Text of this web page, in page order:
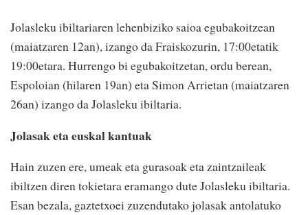
Jolasleku ibiltariaren lehenbiziko saioa egubakoitzean
(maiatzaren 12an), izango da Fraiskozurin, 17:00etatik
19:00etara. Hurrengo bi egubakoitzetan, ordu berean,
Espoloian (hilaren 19an) eta Simon Arrietan (maiatzaren
26an) izango da Jolasleku ibiltaria.
Jolasak eta euskal kantuak
Hain zuzen ere, umeak eta gurasoak eta zaintzaileak
ibiltzen diren tokietara eramango dute Jolasleku ibiltaria.
Esan bezala, gaztetxoei zuzendutako jolasak antolatuko